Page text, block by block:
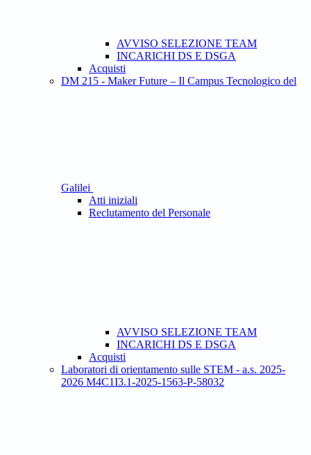
AVVISO SELEZIONE TEAM
INCARICHI DS E DSGA
Acquisti
DM 215 - Maker Future – Il Campus Tecnologico del
Galilei
Atti iniziali
Reclutamento del Personale
AVVISO SELEZIONE TEAM
INCARICHI DS E DSGA
Acquisti
Laboratori di orientamento sulle STEM - a.s. 2025-
2026 M4C1I3.1-2025-1563-P-58032